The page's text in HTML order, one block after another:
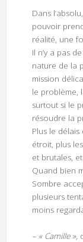
Dans
pouvoir
réalité, une
Il n’y a pas
nature de la
mission
le problème,
surtout si le
résoudre la
Plus le
étroit, plus
et brutales,
Quand bien
Sombre
plusieurs
moins
– « Camille »,